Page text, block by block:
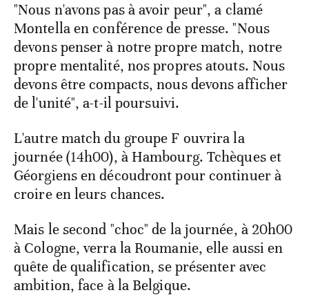
"Nous n'avons pas à avoir peur", a clamé
Montella en conférence de presse. "Nous
devons penser à notre propre match, notre
propre mentalité, nos propres atouts. Nous
devons être compacts, nous devons afficher
de l'unité", a-t-il poursuivi.
L'autre match du groupe F ouvrira la
journée (14h00), à Hambourg. Tchèques et
Géorgiens en découdront pour continuer à
croire en leurs chances.
Mais le second "choc" de la journée, à 20h00
à Cologne, verra la Roumanie, elle aussi en
quête de qualification, se présenter avec
ambition, face à la Belgique.